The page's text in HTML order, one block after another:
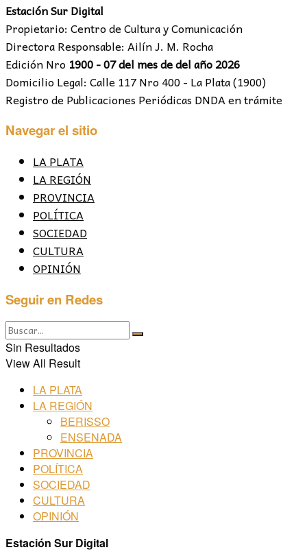
Estación Sur Digital
Propietario: Centro de Cultura y Comunicación
Directora Responsable: Ailín J. M. Rocha
Edición Nro 1900 - 07 del mes de del año 2026
Domicilio Legal: Calle 117 Nro 400 - La Plata (1900)
Registro de Publicaciones Periódicas DNDA en trámite
Navegar el sitio
LA PLATA
LA REGIÓN
PROVINCIA
POLÍTICA
SOCIEDAD
CULTURA
OPINIÓN
Seguir en Redes
Sin Resultados
View All Result
LA PLATA
LA REGIÓN
BERISSO
ENSENADA
PROVINCIA
POLÍTICA
SOCIEDAD
CULTURA
OPINIÓN
Estación Sur Digital